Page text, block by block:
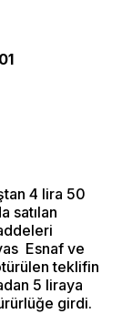
4 lira 50
satılan
Esnaf ve
teklifin
5 liraya
girdi.